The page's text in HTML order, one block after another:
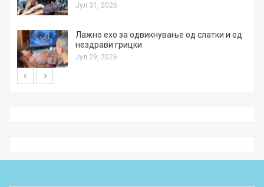
Јул 31, 2026
Лажно ехо за одвикнување од слатки и од
нездрави грицки
Јул 29, 2026